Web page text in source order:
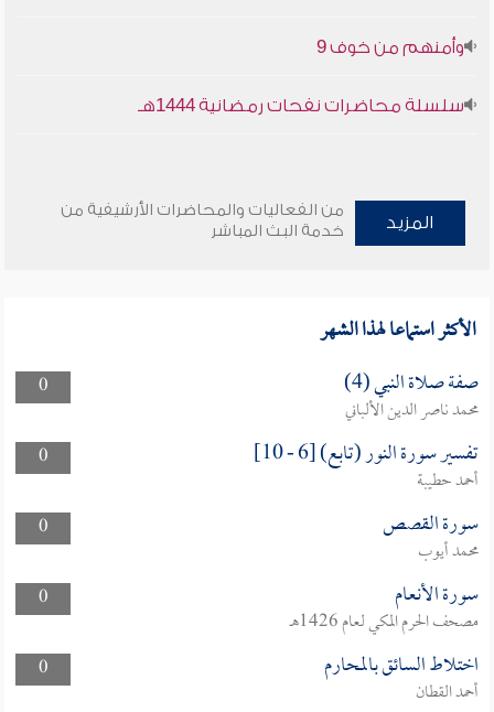
وأمنهم من خوف 9
سلسلة محاضرات نفحات رمضانية 1444هـ
المزيد
من الفعاليات والمحاضرات الأرشيفية من
خدمة البث المباشر
الأكثر استماعا لهذا الشهر
0 صفة صلاة النبي (4)
محمد ناصر الدين الألباني
0
تفسير سورة النور (تابع) [6 - 10]
أحمد حطيبة
0
سورة القصص
محمد أيوب
0
سورة الأنعام
مصحف الحرم المكي لعام 1426هـ
0
اختلاط السائق بالمحارم
أحمد القطان